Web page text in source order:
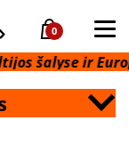
0
šalyse ir